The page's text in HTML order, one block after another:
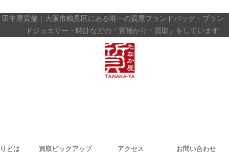
田中屋質舗｜大阪市鶴見区にある唯一の質屋ブランドバッグ・ブラン
ドジュエリー・時計などの「質預かり・買取」をしています
とは 買取ピックアップ アクセス お問い合わせ